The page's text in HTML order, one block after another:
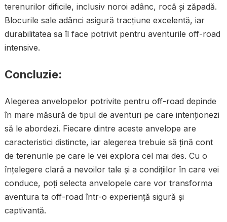
terenurilor dificile, inclusiv noroi adânc, rocă și zăpadă.
Blocurile sale adânci asigură tracțiune excelentă, iar
durabilitatea sa îl face potrivit pentru aventurile off-road
intensive.
Concluzie:
Alegerea anvelopelor potrivite pentru off-road depinde
în mare măsură de tipul de aventuri pe care intenționezi
să le abordezi. Fiecare dintre aceste anvelope are
caracteristici distincte, iar alegerea trebuie să țină cont
de terenurile pe care le vei explora cel mai des. Cu o
înțelegere clară a nevoilor tale și a condițiilor în care vei
conduce, poți selecta anvelopele care vor transforma
aventura ta off-road într-o experiență sigură și
captivantă.